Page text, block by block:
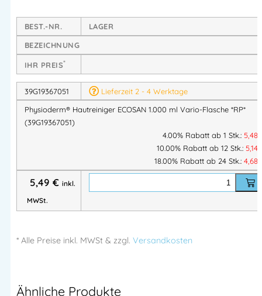
empfindlicher Haut.
Produkteigenschaften:
Seifen- und alkalifreies Waschsyndet für
schonende Hautpflege
Hautfreundlich & neutral:
Hautneutraler pH-Wert, ohne Parfüm oder
Waschaktive Substanzen mit hervorragender
HACCP-konform:
inhygienisch sensiblen Branchen
BEST.-NR.
LAGER
BEZEICHNUNG
IHR PREIS*
39G19367051
Lieferzeit 2 - 4 Werktage
Physioderm® Hautreiniger ECOSAN 1.000 ml Vario-Flasche *RP*
(39G19367051)
4.00% Rabatt ab 1 Stk.: 5,48
10.00% Rabatt ab 12 Stk.: 5,14
18.00% Rabatt ab 24 Stk.: 4,68
5,49 € inkl.
MWSt.
* Alle Preise inkl. MWSt & zzgl. Versandkosten
Ähnliche Produkte